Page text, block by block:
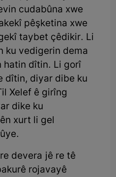
cudabûna xwe
pêşketina xwe
taybet çêdikir. Li
ku vedigerin dema
hatin dîtin. Li gorî
dîtin, diyar dibe ku
Xelef ê girîng
dike ku
xurt li gel
devera jê re tê
rojavayê